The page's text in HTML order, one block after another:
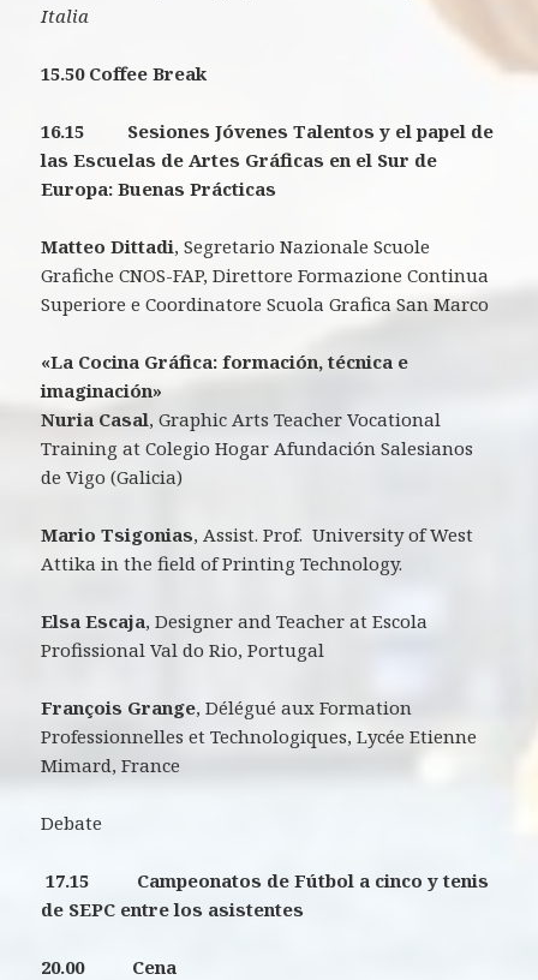
Italia
15.50 Coffee Break
16.15 Sesiones Jóvenes Talentos y el papel de
las Escuelas de Artes Gráficas en el Sur de
Europa: Buenas Prácticas
Matteo Dittadi, Segretario Nazionale Scuole
Grafiche CNOS-FAP, Direttore Formazione Continua
Superiore e Coordinatore Scuola Grafica San Marco
«La Cocina Gráfica: formación, técnica e
imaginación»
Nuria Casal, Graphic Arts Teacher Vocational
Training at Colegio Hogar Afundación Salesianos
de Vigo (Galicia)
Mario Tsigonias, Assist. Prof. University of West
Attika in the field of Printing Technology.
Elsa Escaja, Designer and Teacher at Escola
Profissional Val do Rio, Portugal
François Grange, Délégué aux Formation
Professionnelles et Technologiques, Lycée Etienne
Mimard, France
Debate
17.15 Campeonatos de Fútbol a cinco y tenis
de SEPC entre los asistentes
20.00 Cena